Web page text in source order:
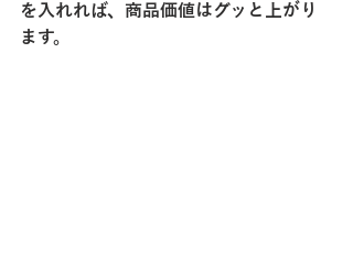
を入れれば、商品価値はグッと上がり
ます。